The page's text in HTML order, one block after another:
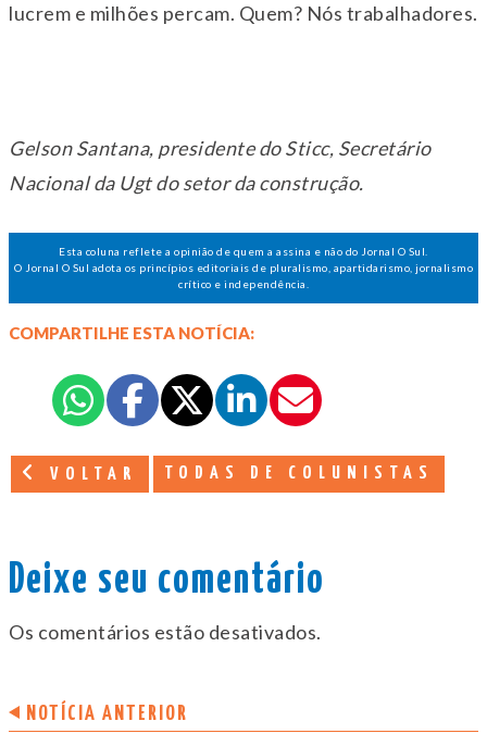
lucrem e milhões percam. Quem? Nós trabalhadores.
Gelson Santana, presidente do Sticc, Secretário
Nacional da Ugt do setor da construção.
Esta coluna reflete a opinião de quem a assina e não do Jornal O Sul.
O Jornal O Sul adota os princípios editoriais de pluralismo, apartidarismo, jornalismo
crítico e independência.
COMPARTILHE ESTA NOTÍCIA:
VOLTAR TODAS DE COLUNISTAS
Deixe seu comentário
Os comentários estão desativados.
NOTÍCIA ANTERIOR